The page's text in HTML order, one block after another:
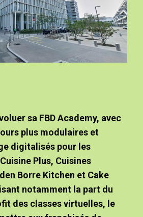
sa FBD Academy, avec
plus modulaires et
digitalisés pour les
Plus, Cuisines
Borre Kitchen et Cake
notamment la part du
des classes virtuelles, le